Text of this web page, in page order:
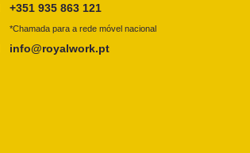
+351 935 863 121
*Chamada para a rede móvel nacional
info@royalwork.pt